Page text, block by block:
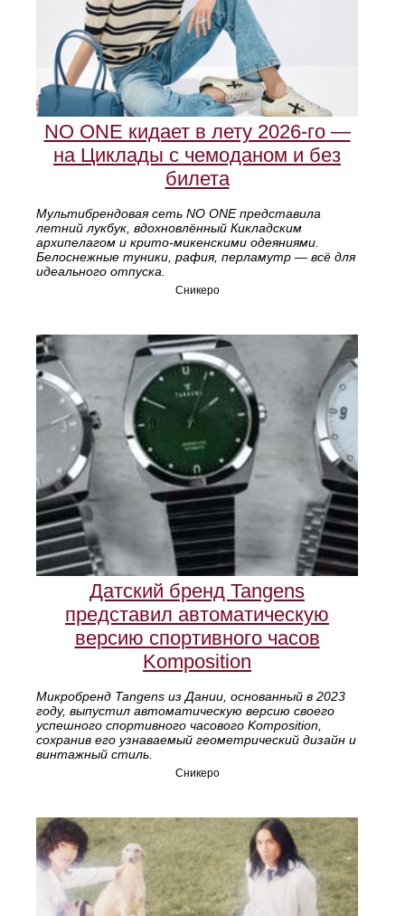
NO ONE кидает в лету 2026-го —
на Циклады с чемоданом и без
билета
Мультибрендовая сеть NO ONE представила
летний лукбук, вдохновлённый Кикладским
архипелагом и крито-микенскими одеяниями.
Белоснежные туники, рафия, перламутр — всё для
идеального отпуска.
Сникеро
Датский бренд Tangens
представил автоматическую
версию спортивного часов
Komposition
Микробренд Tangens из Дании, основанный в 2023
году, выпустил автоматическую версию своего
успешного спортивного часового Komposition,
сохранив его узнаваемый геометрический дизайн и
винтажный стиль.
Сникеро